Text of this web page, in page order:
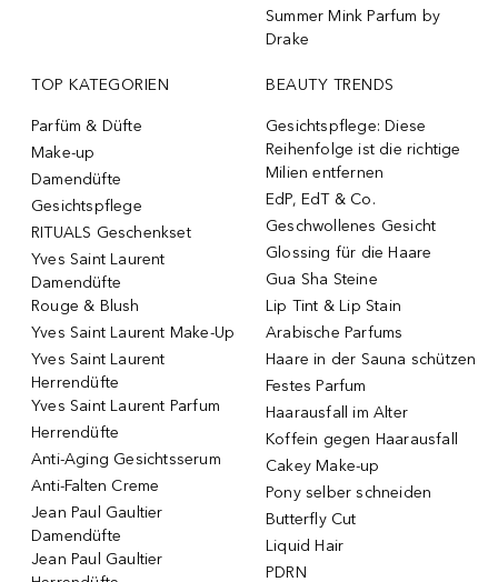
Summer Mink Parfum by
Drake
TOP KATEGORIEN
Parfüm & Düfte
Make-up
Damendüfte
Gesichtspflege
RITUALS Geschenkset
Yves Saint Laurent
Damendüfte
Rouge & Blush
Yves Saint Laurent Make-Up
Yves Saint Laurent
Herrendüfte
Yves Saint Laurent Parfum
Herrendüfte
Anti-Aging Gesichtsserum
Anti-Falten Creme
Jean Paul Gaultier
Damendüfte
Jean Paul Gaultier
BEAUTY TRENDS
Gesichtspflege: Diese
Reihenfolge ist die richtige
Milien entfernen
EdP, EdT & Co.
Geschwollenes Gesicht
Glossing für die Haare
Gua Sha Steine
Lip Tint & Lip Stain
Arabische Parfums
Haare in der Sauna schützen
Festes Parfum
Haarausfall im Alter
Koffein gegen Haarausfall
Cakey Make-up
Pony selber schneiden
Butterfly Cut
Liquid Hair
PDRN